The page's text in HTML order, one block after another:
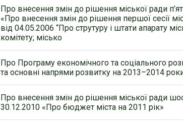
Про внесення змін до рішення міської ради
«Про внесення змін до рішення першої сесії
від 04.05.2006 “Про струтуру і штати апарату
комітету; місько
Про Програму економічного та соціального
та основні напрями розвитку на 2013–2014
Про внесення змін до рішення міської ради
30.12.2010 «Про бюджет міста на 2011 рік»